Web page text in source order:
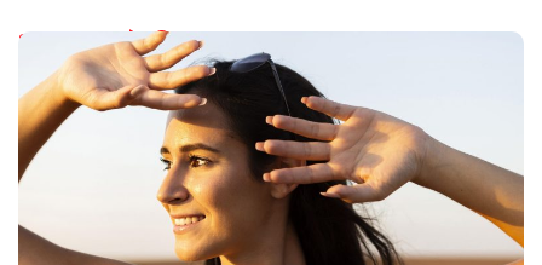
SCOPRI DI PIÙ